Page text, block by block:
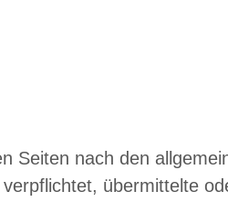
Seiten nach den
übermittelte